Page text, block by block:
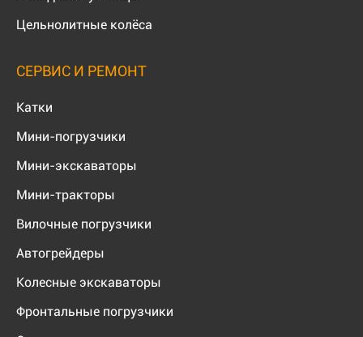
Цельнолитные колёса
СЕРВИС И РЕМОНТ
Катки
Мини-погрузчики
Мини-экскаваторы
Мини-тракторы
Вилочные погрузчики
Автогрейдеры
Колесные экскаваторы
Фронтальные погрузчики